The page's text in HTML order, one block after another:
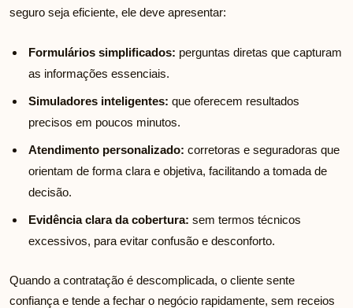
seguro seja eficiente, ele deve apresentar:
Formulários simplificados: perguntas diretas que capturam
as informações essenciais.
Simuladores inteligentes: que oferecem resultados
precisos em poucos minutos.
Atendimento personalizado: corretoras e seguradoras que
orientam de forma clara e objetiva, facilitando a tomada de
decisão.
Evidência clara da cobertura: sem termos técnicos
excessivos, para evitar confusão e desconforto.
Quando a contratação é descomplicada, o cliente sente
confiança e tende a fechar o negócio rapidamente, sem receios